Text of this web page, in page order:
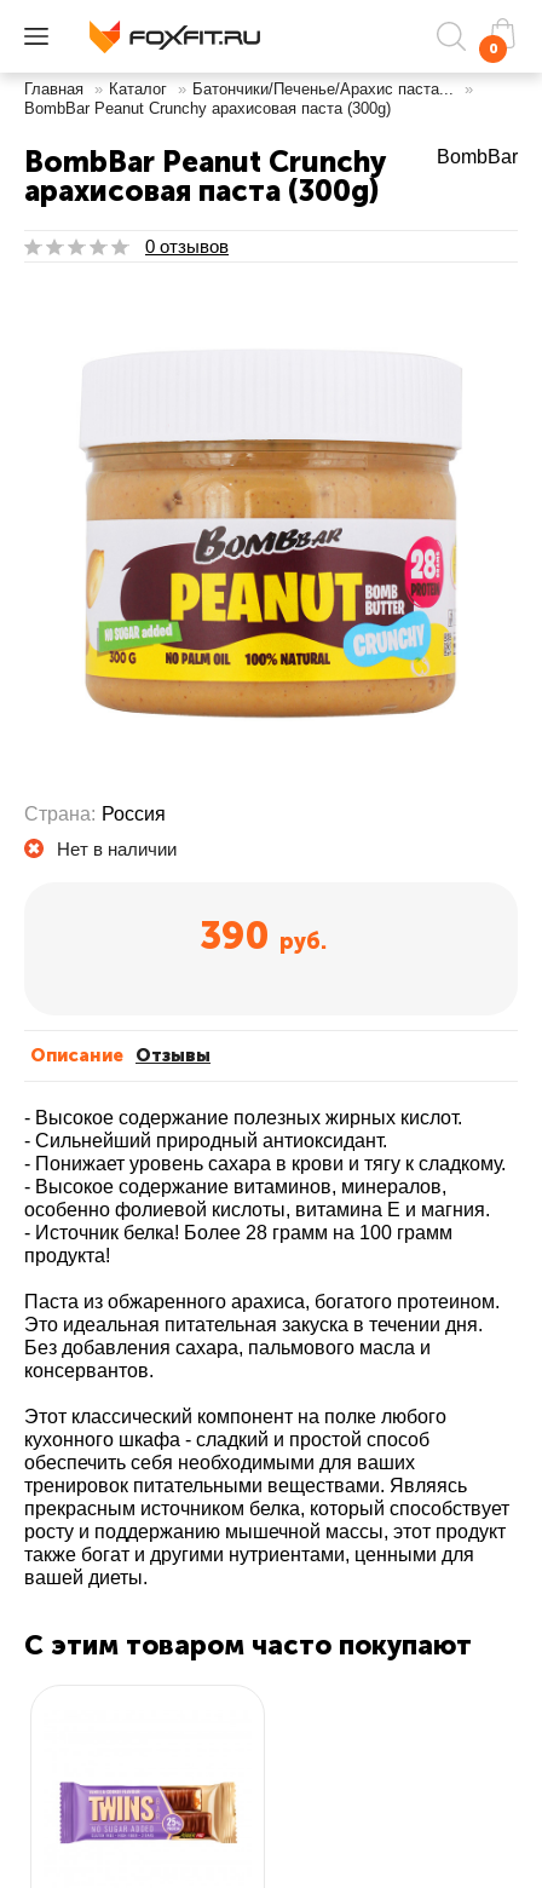
0
Главная » Каталог » Батончики/Печенье/Арахис паста...
»
BombBar Peanut Crunchy арахисовая паста (300g)
BombBar Peanut Crunchy
арахисовая паста (300g)
BombBar
0 отзывов
Страна: Россия
Нет в наличии
390 руб.
Описание Отзывы
- Высокое содержание полезных жирных кислот.
- Сильнейший природный антиоксидант.
- Понижает уровень сахара в крови и тягу к сладкому.
- Высокое содержание витаминов, минералов,
особенно фолиевой кислоты, витамина Е и магния.
- Источник белка! Более 28 грамм на 100 грамм
продукта!
Паста из обжаренного арахиса, богатого протеином.
Это идеальная питательная закуска в течении дня.
Без добавления сахара, пальмового масла и
консервантов.
Этот классический компонент на полке любого
кухонного шкафа - сладкий и простой способ
обеспечить себя необходимыми для ваших
тренировок питательными веществами. Являясь
прекрасным источником белка, который способствует
росту и поддержанию мышечной массы, этот продукт
также богат и другими нутриентами, ценными для
вашей диеты.
С этим товаром часто покупают